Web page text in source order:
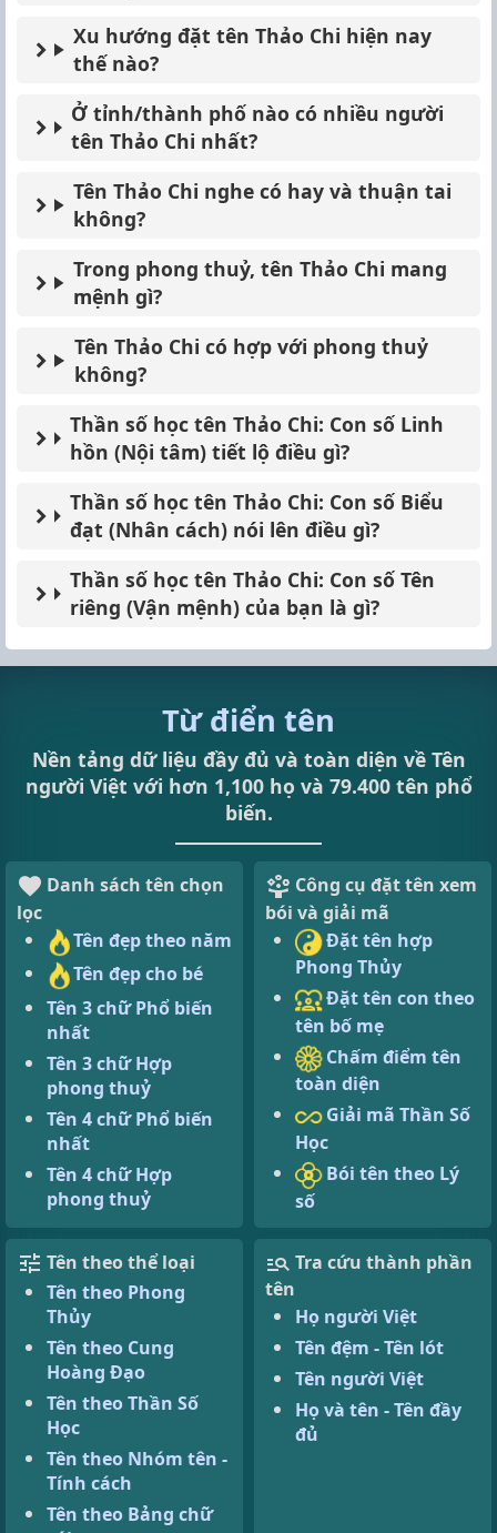
Xu hướng đặt tên Thảo Chi hiện nay
thế nào?
Ở tỉnh/thành phố nào có nhiều người
tên Thảo Chi nhất?
Tên Thảo Chi nghe có hay và thuận tai
không?
Trong phong thuỷ, tên Thảo Chi mang
mệnh gì?
Tên Thảo Chi có hợp với phong thuỷ
không?
Thần số học tên Thảo Chi: Con số Linh
hồn (Nội tâm) tiết lộ điều gì?
Thần số học tên Thảo Chi: Con số Biểu
đạt (Nhân cách) nói lên điều gì?
Thần số học tên Thảo Chi: Con số Tên
riêng (Vận mệnh) của bạn là gì?
Từ điển tên
Nền tảng dữ liệu đầy đủ và toàn diện về Tên
người Việt với hơn 1,100 họ và 79.400 tên phổ
biến.
Danh sách tên chọn
lọc
Tên đẹp theo năm
Tên đẹp cho bé
Tên 3 chữ Phổ biến
nhất
Tên 3 chữ Hợp
phong thuỷ
Tên 4 chữ Phổ biến
nhất
Tên 4 chữ Hợp
phong thuỷ
Công cụ đặt tên xem
bói và giải mã
Đặt tên hợp
Phong Thủy
Đặt tên con theo
tên bố mẹ
Chấm điểm tên
toàn diện
Giải mã Thần Số
Học
Bói tên theo Lý
số
Tên theo thể loại
Tên theo Phong
Thủy
Tên theo Cung
Hoàng Đạo
Tên theo Thần Số
Học
Tên theo Nhóm tên -
Tính cách
Tên theo Bảng chữ
Tra cứu thành phần
tên
Họ người Việt
Tên đệm - Tên lót
Tên người Việt
Họ và tên - Tên đầy
đủ